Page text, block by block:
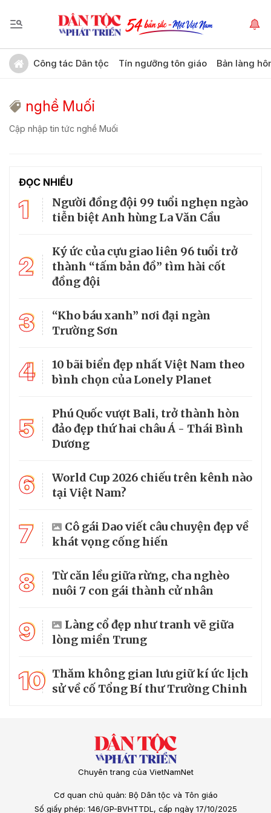
Công tác Dân tộc Tín ngưỡng tôn giáo Bản làng
nghề Muối
Cập nhập tin tức nghề Muối
ĐỌC NHIỀU
1
Người đồng đội 99 tuổi nghẹn ngào
tiễn biệt Anh hùng La Văn Cầu
2
Ký ức của cựu giao liên 96 tuổi trở
thành “tấm bản đồ” tìm hài cốt
đồng đội
3
“Kho báu xanh” nơi đại ngàn
Trường Sơn
4
10 bãi biển đẹp nhất Việt Nam theo
bình chọn của Lonely Planet
5
Phú Quốc vượt Bali, trở thành hòn
đảo đẹp thứ hai châu Á - Thái Bình
Dương
6
World Cup 2026 chiếu trên kênh nào
tại Việt Nam?
7
Cô gái Dao viết câu chuyện đẹp về
khát vọng cống hiến
8
Từ căn lều giữa rừng, cha nghèo
nuôi 7 con gái thành cử nhân
9
Làng cổ đẹp như tranh vẽ giữa
lòng miền Trung
10 Thăm không gian lưu giữ kí ức lịch
sử về cố Tổng Bí thư Trường Chinh
Chuyên trang của VietNamNet
Cơ quan chủ quản: Bộ Dân tộc và Tôn giáo
Số giấy phép: 146/GP-BVHTTDL, cấp ngày 17/10/2025